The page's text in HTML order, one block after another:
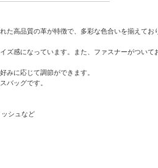
た高品質の革が特徴で、多彩な色合いを揃えて
ズ感になっています。また、ファスナーがつい
みに応じて調節ができます。
バッグです。
シュなど